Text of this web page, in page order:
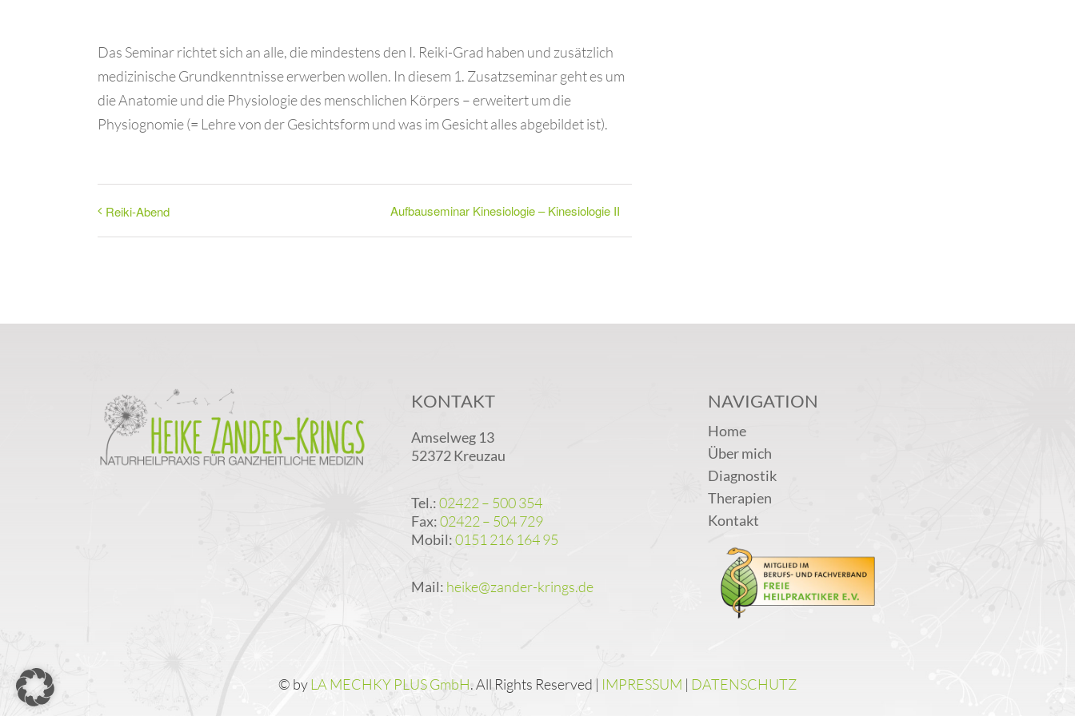
Das Seminar richtet sich an alle, die mindestens den I. Reiki-Grad haben und zusätzlich
medizinische Grundkenntnisse erwerben wollen. In diesem 1. Zusatzseminar geht es um
die Anatomie und die Physiologie des menschlichen Körpers – erweitert um die
Physiognomie (= Lehre von der Gesichtsform und was im Gesicht alles abgebildet ist).
Reiki-Abend Aufbauseminar Kinesiologie – Kinesiologie II
KONTAKT
Amselweg 13
52372 Kreuzau
Tel.:02422 – 500 354
Fax:02422 – 504 729
Mobil:0151 216 164 95
Mail: heike@zander-krings.de
NAVIGATION
Home
Über mich
Diagnostik
Therapien
Kontakt
© byLA MECHKY PLUS GmbH. All Rights Reserved | IMPRESSUM | DATENSCHUTZ